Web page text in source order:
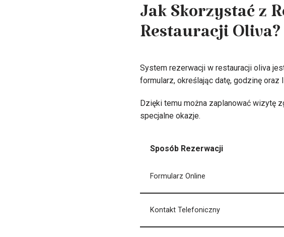
Jak Skorzystać z
Restauracji Oliva?
System rezerwacji w restauracji oliva
formularz, określając datę, godzinę
Dzięki temu można zaplanować wizytę
specjalne okazje.
Sposób Rezerwacji
Formularz Online
Kontakt Telefoniczny